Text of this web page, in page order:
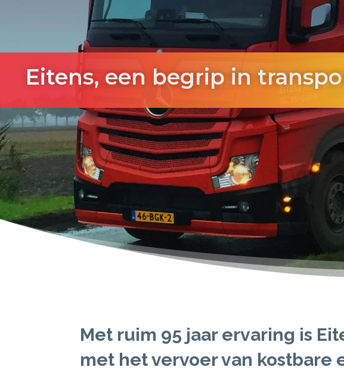
Eitens, een begrip in
Met ruim 95 jaar ervaring is
met het vervoer van